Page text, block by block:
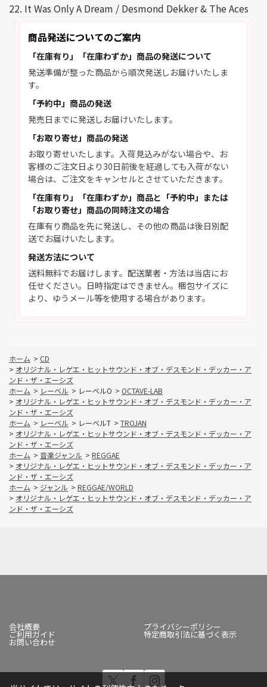
22. It Was Only A Dream / Desmond Dekker & The Aces
商品発送についてのご案内
「在庫有り」「在庫わずか」商品の発送について
発送準備が整った商品から順次発送しお届けいたしま
す。
「予約中」商品の発送
発売日までに発送しお届けいたします。
「お取り寄せ」商品の発送
お取り寄せいたします。入荷見込みがない場合や、お
客様のご注文日より30日前後を経過しても入荷がない
場合は、ご注文をキャンセルとさせていただきます。
「在庫有り」「在庫わずか」商品と「予約中」または
「お取り寄せ」商品の同時注文の場合
在庫有り商品を先に発送し、その他の商品は後日別配
送でお届けいたします。
発送方法について
送料無料でお届けします。配送業者・方法は当店にお
任せください。日時指定はできません。梱包サイズに
より、ゆうメール等を使用する場合があります。
ホーム > CD
> オリジナル・レゲエ・ヒットサウンド・オブ・デスモンド・デッカー・ア
ンド・ザ・エーシズ
ホーム > レーベル > レーベルO > OCTAVE-LAB
> オリジナル・レゲエ・ヒットサウンド・オブ・デスモンド・デッカー・ア
ンド・ザ・エーシズ
ホーム > レーベル > レーベルT > TROJAN
> オリジナル・レゲエ・ヒットサウンド・オブ・デスモンド・デッカー・ア
ンド・ザ・エーシズ
ホーム > 音楽ジャンル > REGGAE
> オリジナル・レゲエ・ヒットサウンド・オブ・デスモンド・デッカー・ア
ンド・ザ・エーシズ
ホーム > ジャンル > REGGAE/WORLD
> オリジナル・レゲエ・ヒットサウンド・オブ・デスモンド・デッカー・ア
ンド・ザ・エーシズ
会社概要 プライバシーポリシー
ご利用ガイド 特定商取引法に基づく表示
お問い合わせ